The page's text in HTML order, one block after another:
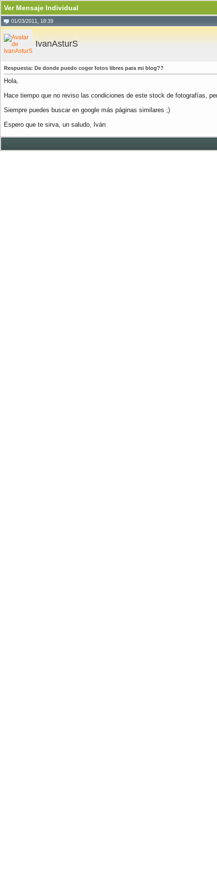
Ver Mensaje Individual
01/03/2011, 18:39
IvanAsturS
Respuesta: De donde puedo coger fotos libres para mi blog??
Hola,
Hace tiempo que no reviso las condiciones de este stock de fotografías,
Siempre puedes buscar en google más páginas similares ;)
Espero que te sirva, un saludo, Iván